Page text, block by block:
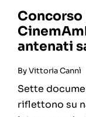
antenati
ByVittoria Cannì
Sette
riflettono su